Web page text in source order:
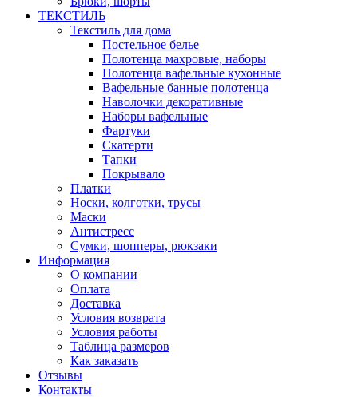
ТЕКСТИЛЬ
Текстиль для дома
Постельное белье
Полотенца махровые, наборы
Полотенца вафельные кухонные
Вафельные банные полотенца
Наволочки декоративные
Наборы вафельные
Фартуки
Скатерти
Тапки
Покрывало
Платки
Носки, колготки, трусы
Маски
Антистресс
Сумки, шопперы, рюкзаки
Информация
О компании
Оплата
Доставка
Условия возврата
Условия работы
Таблица размеров
Как заказать
Отзывы
Контакты